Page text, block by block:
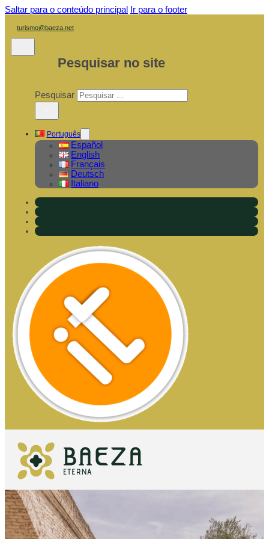
Saltar para o conteúdo principal Ir para o footer
turismo@baeza.net
Pesquisar no site
Pesquisar
Português
Español
English
Français
Deutsch
Italiano
O QUE VER
IMPRESCINDÍVEIS